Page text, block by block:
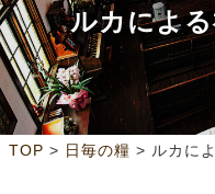
ルカによ
TOP > 日毎の糧 > ルカに